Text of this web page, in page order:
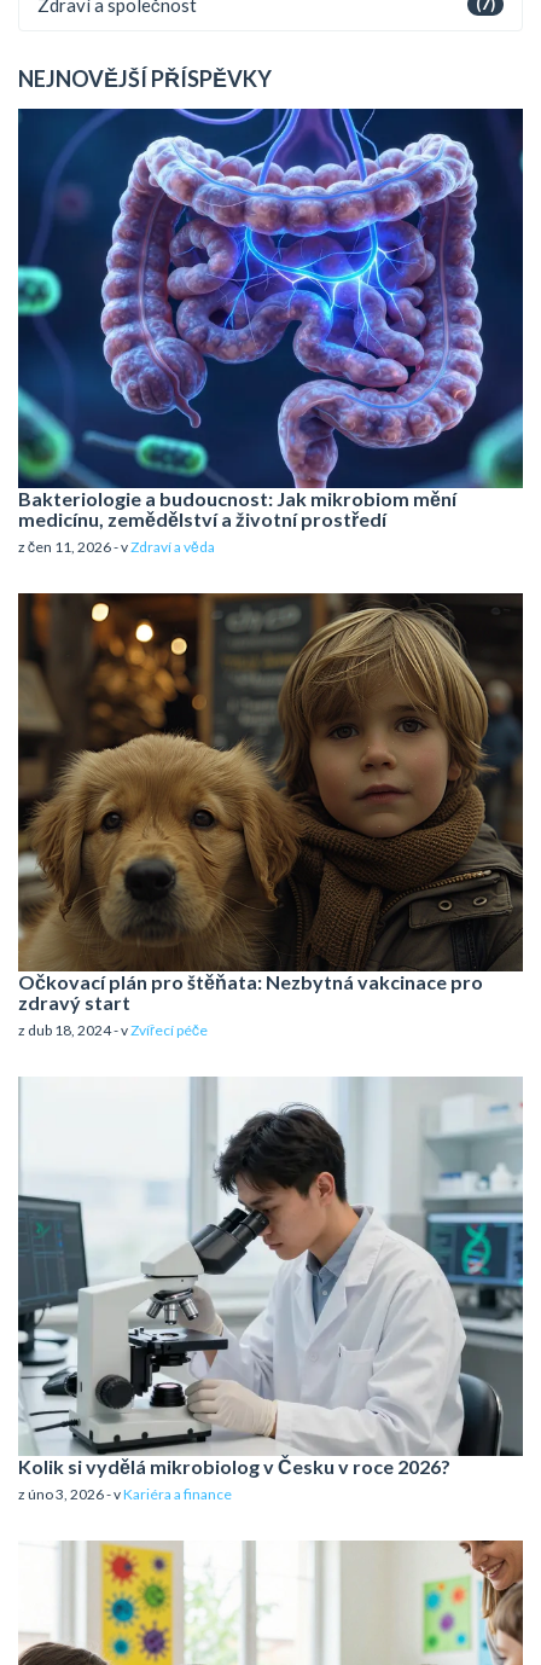
Zdraví a společnost
NEJNOVĚJŠÍ PŘÍSPĚVKY
Bakteriologie a budoucnost: Jak mikrobiom mění
medicínu, zemědělství a životní prostředí
z čen 11, 2026 - vZdraví a věda
Očkovací plán pro štěňata: Nezbytná vakcinace pro
zdravý start
z dub 18, 2024 - vZvířecí péče
Kolik si vydělá mikrobiolog v Česku v roce 2026?
z úno 3, 2026 - vKariéra a finance